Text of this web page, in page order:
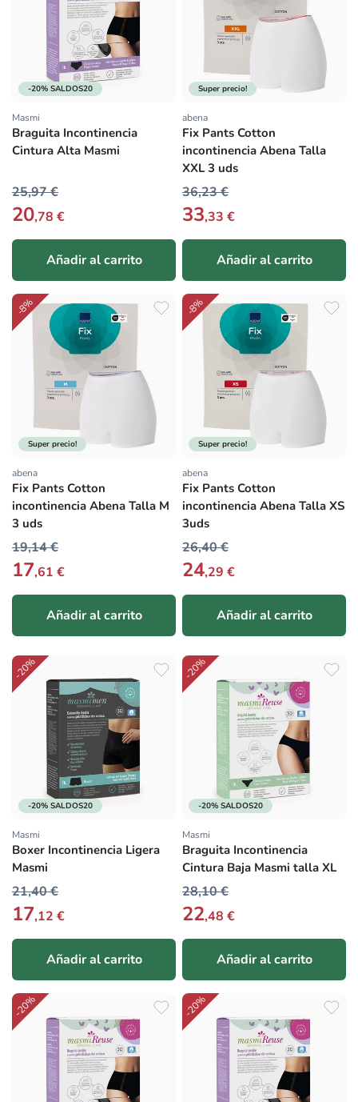
-20% SALDOS20
Proveedor:
Masmi
Braguita Incontinencia
Cintura Alta Masmi
25,97 €
20,78 €
Añadir al carrito
Super precio!
Proveedor:
abena
Fix Pants Cotton
incontinencia Abena Talla
XXL 3 uds
36,23 €
33,33 €
Añadir al carrito
-8%
Super precio!
Proveedor:
abena
Fix Pants Cotton
incontinencia Abena Talla M
3 uds
19,14 €
17,61 €
Añadir al carrito
-8%
Super precio!
Proveedor:
abena
Fix Pants Cotton
incontinencia Abena Talla XS
3uds
26,40 €
24,29 €
Añadir al carrito
-20%
-20% SALDOS20
Proveedor:
Masmi
Boxer Incontinencia Ligera
Masmi
21,40 €
17,12 €
Añadir al carrito
-20%
-20% SALDOS20
Proveedor:
Masmi
Braguita Incontinencia
Cintura Baja Masmi talla XL
28,10 €
22,48 €
Añadir al carrito
-20% -20%